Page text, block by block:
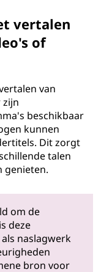
vertalen
of
van
zijn
beschikbaar
kunnen
Dit zorgt
talen
genieten.
om de
deze
naslagwerk
bron voor